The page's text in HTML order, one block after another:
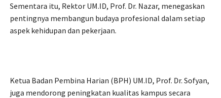
Sementara itu, Rektor UM.ID, Prof. Dr. Nazar, menegaskan
pentingnya membangun budaya profesional dalam setiap
aspek kehidupan dan pekerjaan.
Ketua Badan Pembina Harian (BPH) UM.ID, Prof. Dr. Sofyan,
juga mendorong peningkatan kualitas kampus secara